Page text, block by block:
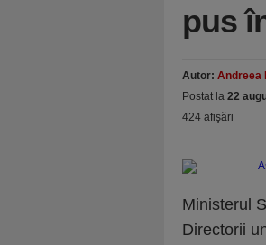
pus
Autor: Andreea
Postat la 22
424 afişări
Ministerul
Directorii